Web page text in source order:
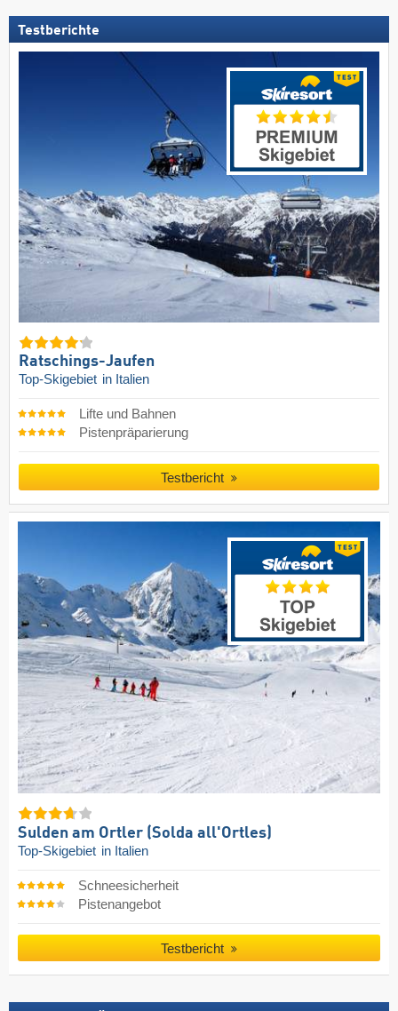
Testberichte
Ratschings-Jaufen
Top-Skigebiet in Italien
Lifte und Bahnen
Pistenpräparierung
Testbericht
Sulden am Ortler (Solda all'Ortles)
Top-Skigebiet in Italien
Schneesicherheit
Pistenangebot
Testbericht